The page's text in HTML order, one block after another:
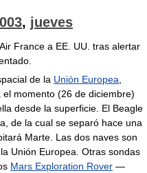
, jueves
France a EE. UU. tras alertar
de la Unión Europea
momento (26 de diciembre)
desde la superficie. El Beagle
de la cual se separó hace una
Marte. Las dos naves son
Unión Europea. Otras sondas
Mars Exploration Rover —